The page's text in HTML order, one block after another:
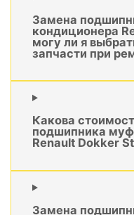
Замена
кондиционера
могу ли я
запчасти при
Какова
подшипника
Renault Dokker
Замена